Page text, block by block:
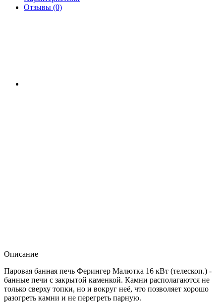
Отзывы (0)
Описание
Паровая банная печь Ферингер Малютка 16 кВт (телескоп.) -
банные печи с закрытой каменкой. Камни располагаются не
только сверху топки, но и вокруг неё, что позволяет хорошо
разогреть камни и не перегреть парную.